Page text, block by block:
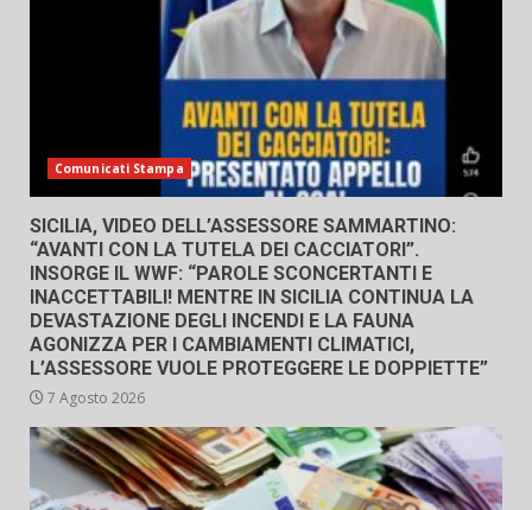
Comunicati Stampa
SICILIA, VIDEO DELL’ASSESSORE SAMMARTINO:
“AVANTI CON LA TUTELA DEI CACCIATORI”.
INSORGE IL WWF: “PAROLE SCONCERTANTI E
INACCETTABILI! MENTRE IN SICILIA CONTINUA LA
DEVASTAZIONE DEGLI INCENDI E LA FAUNA
AGONIZZA PER I CAMBIAMENTI CLIMATICI,
L’ASSESSORE VUOLE PROTEGGERE LE DOPPIETTE”
7 Agosto 2026